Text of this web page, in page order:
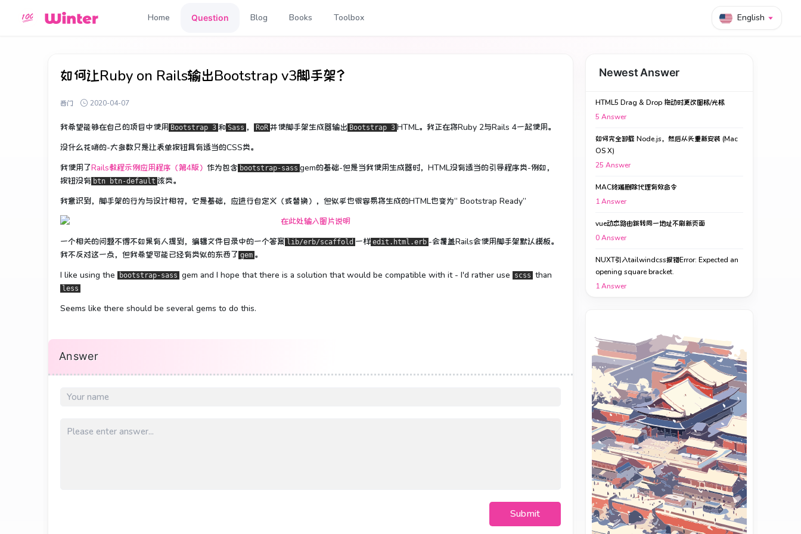
Home Question Blog Books Toolbox English
如何让Ruby on Rails输出Bootstrap v3脚手架？
西门 2020-04-07
我希望能够在自己的项目中使用 Bootstrap 3 和 Sass ， RoR 并使脚手架生成器输出 Bootstrap 3 HTML。 我正在将Ruby 2与Rails 4一起使用。
没什么花哨的-大多数只是让表单按钮具有适当的CSS类。
我使用了Rails教程示例应用程序（第4版） 作为包含 bootstrap-sass gem的基础-但是当我使用生成器时，HTML没有适当的引导程序类-例如，
按钮没有 btn btn-default 该类。
我意识到，脚手架的行为与设计相符，它是基础，应进行自定义（或替换），但似乎也很容易将生成的HTML也变为“ Bootstrap Ready”
一个相关的问题不得不如果有人提到，编辑文件目录中的一个答案 lib/erb/scaffold 一样 edit.html.erb -会覆盖Rails会使用脚手架默认模板。
我不反对这一点，但我希望可能已经有类似的东西了 gem 。
I like using the
bootstrap-sass gem and I hope that there is a solution that would be compatible with it - I'd rather use scss than
less
Seems like there should be several gems to do this.
Answer
Submit
Newest Answer
HTML5 Drag & Drop 拖动时更改图标/光标
5 Answer
如何完全卸载 Node.js，然后从头重新安装 (Mac
OS X)
25 Answer
MAC终端删除代理有效命令
1Answer
vue动态路由跳转同一地址不刷新页面
0Answer
NUXT引入tailwindcss报错Error: Expected an
opening square bracket.
1Answer